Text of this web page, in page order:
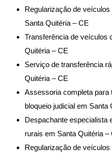
Regularização de
Santa Quitéria – CE
Transferência de veículos
Quitéria – CE
Serviço de transferência
Quitéria – CE
Assessoria completa
bloqueio judicial em Santa
Despachante especialista
rurais em Santa Quitéria –
Regularização de